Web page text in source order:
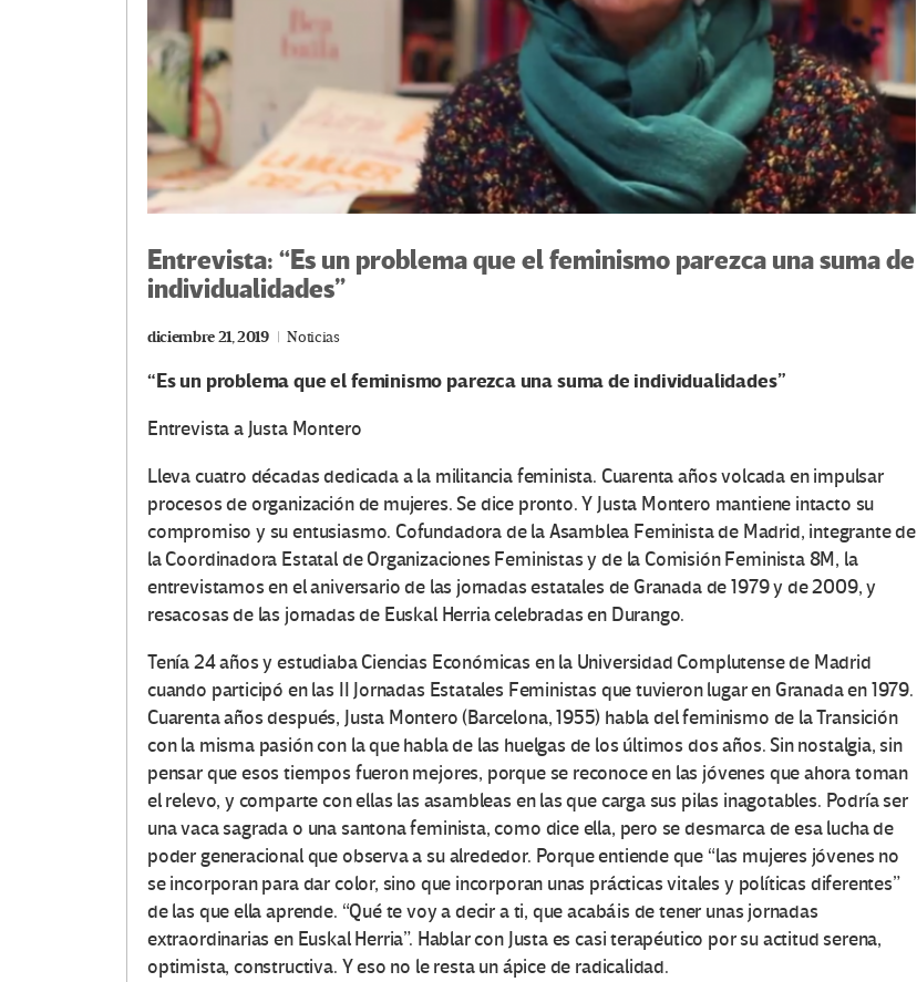
Entrevista: “Es un problema que el feminismo parezca una suma de
individualidades”
diciembre 21, 2019 Noticias
“Es un problema que el feminismo parezca una suma de individualidades”
Entrevista a Justa Montero
Lleva cuatro décadas dedicada a la militancia feminista. Cuarenta años volcada en impulsar
procesos de organización de mujeres. Se dice pronto. Y Justa Montero mantiene intacto su
compromiso y su entusiasmo. Cofundadora de la Asamblea Feminista de Madrid, integrante de
la Coordinadora Estatal de Organizaciones Feministas y de la Comisión Feminista 8M, la
entrevistamos en el aniversario de las jornadas estatales de Granada de 1979 y de 2009, y
resacosas de las jornadas de Euskal Herria celebradas en Durango.
Tenía 24 años y estudiaba Ciencias Económicas en la Universidad Complutense de Madrid
cuando participó en las II Jornadas Estatales Feministas que tuvieron lugar en Granada en 1979.
Cuarenta años después, Justa Montero (Barcelona, 1955) habla del feminismo de la Transición
con la misma pasión con la que habla de las huelgas de los últimos dos años. Sin nostalgia, sin
pensar que esos tiempos fueron mejores, porque se reconoce en las jóvenes que ahora toman
el relevo, y comparte con ellas las asambleas en las que carga sus pilas inagotables. Podría ser
una vaca sagrada o una santona feminista, como dice ella, pero se desmarca de esa lucha de
poder generacional que observa a su alrededor. Porque entiende que “las mujeres jóvenes no
se incorporan para dar color, sino que incorporan unas prácticas vitales y políticas diferentes”
de las que ella aprende. “Qué te voy a decir a ti, que acabáis de tener unas jornadas
extraordinarias en Euskal Herria”. Hablar con Justa es casi terapéutico por su actitud serena,
optimista, constructiva. Y eso no le resta un ápice de radicalidad.